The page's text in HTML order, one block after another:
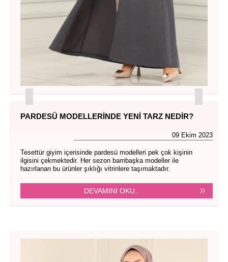
PARDESÜ MODELLERINDE YENI TARZ NEDIR?
09 Ekim 2023
Tesettür giyim içerisinde pardesü modelleri pek çok kişinin
ilgisini çekmektedir. Her sezon bambaşka modeller ile
hazırlanan bu ürünler şıklığı vitrinlere taşımaktadır.
DEVAMINI OKU..